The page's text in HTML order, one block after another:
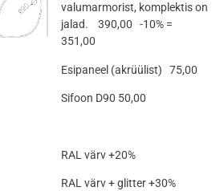
valumarmorist, komplektis on
jalad. 390,00 -10% =
351,00
Esipaneel (akrüülist) 75,00
Sifoon D90 50,00
RAL värv +20%
RAL värv + glitter +30%